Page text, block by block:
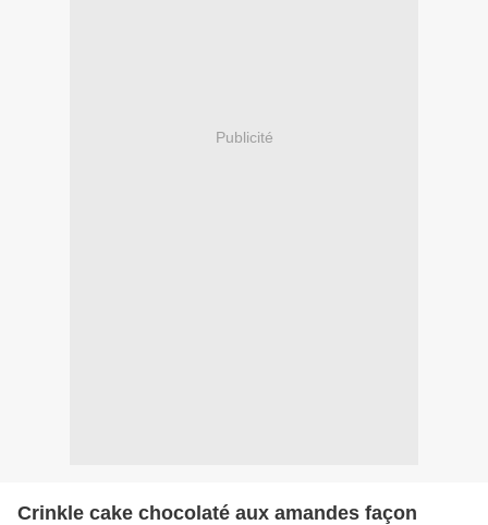
Publicité
Crinkle cake chocolaté aux amandes façon